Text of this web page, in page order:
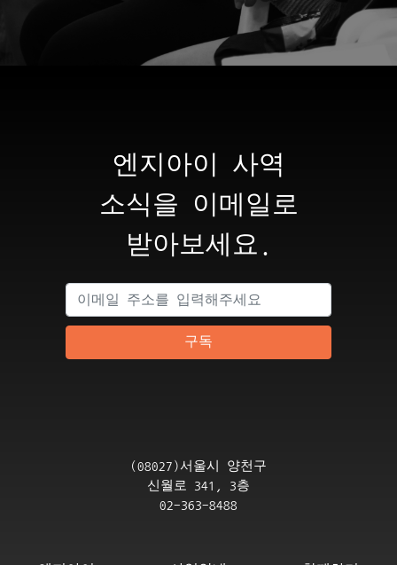
엔지아이 사역
소식을 이메일로
받아보세요.
구독
(08027)서울시 양천구
신월로 341, 3층
02-363-8488